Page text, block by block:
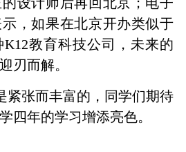
设计师后再回北京；电子
，如果在北京开办类似于
K12教育科技公司，未来的
刃而解。
紧张而丰富的，同学们期待
四年的学习增添亮色。